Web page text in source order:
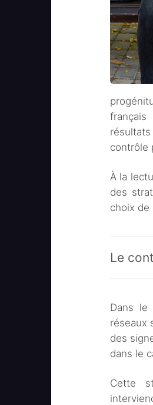
contrôle
À la
des
choix de
Le
Dans le
réseaux
des
dans le
Cette